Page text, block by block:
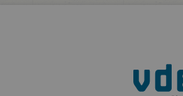
Fußleisten-
Navigation